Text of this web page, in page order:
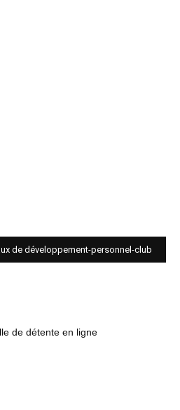
de développement-personnel-club
de détente en ligne